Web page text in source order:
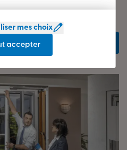
rendez-vous
mes choix
accepter